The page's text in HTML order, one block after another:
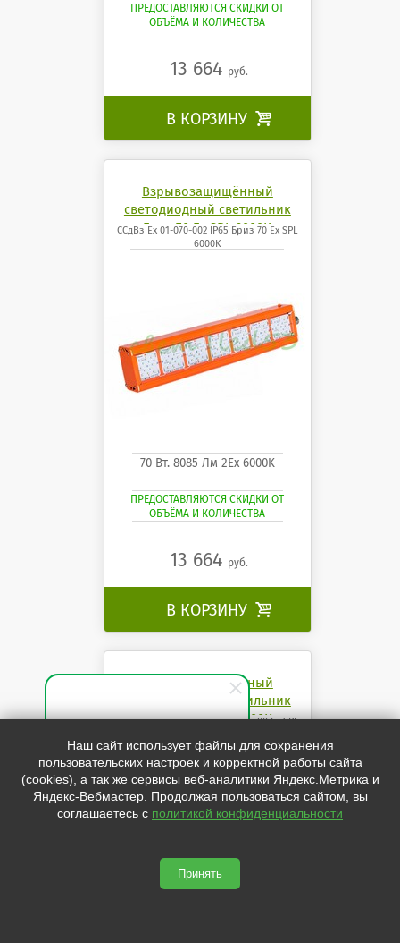
Специалист по продажам
Здравствуйте! Готов(-а)
помочь вам. Напишите мне,
если у вас появятся вопросы.
ПРЕДОСТАВЛЯЮТСЯ СКИДКИ ОТ
ОБЪЁМА И КОЛИЧЕСТВА
13 664 руб.
В КОРЗИНУ 
Взрывозащищённый
светодиодный светильник
Бриз 70 Ех SPL 6000K
ССдВз Ех 01-070-002 IP65 Бриз 70 Ех SPL
6000K
70 Вт. 8085 Лм 2Ех 6000K
ПРЕДОСТАВЛЯЮТСЯ СКИДКИ ОТ
ОБЪЁМА И КОЛИЧЕСТВА
13 664 руб.
В КОРЗИНУ 
Взрывозащищённый
светодиодный светильник
Бриз 80 Ех SPL 4000K
ССдВз Ех 01-080-002 IP65 Бриз 80 Ех SPL
Наш сайт использует файлы для сохранения
пользовательских настроек и корректной работы сайта
(cookies), а так же сервисы веб-аналитики Яндекс.Метрика и
Яндекс-Вебмастер. Продолжая пользоваться сайтом, вы
соглашаетесь с политикой конфиденциальности
Принять